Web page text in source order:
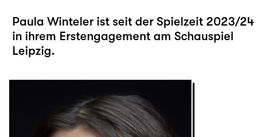
Paula Winteler ist seit der Spielzeit 2023/24
in ihrem Erstengagement am Schauspiel
Leipzig.